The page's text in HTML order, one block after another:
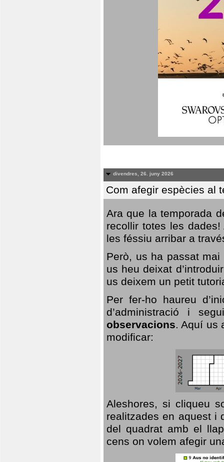
divendres, 26. juny 2026
Com afegir espècies al
Ara que la temporada
recollir totes les
les féssiu arribar a
Però, us ha passat
us heu deixat
us deixem un petit
Per fer-ho haureu
d’administració i
observacions. Aquí us
modificar:
Aleshores, si cliqueu
realitzades en aquest i
del quadrat amb el
cens on volem afegir